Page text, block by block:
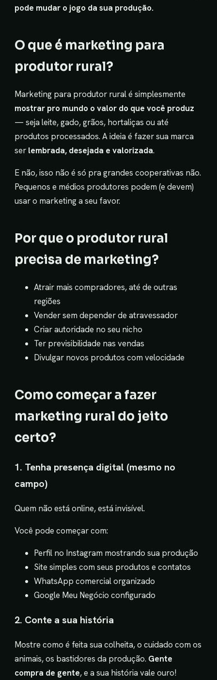
pode mudar o jogo da sua produção.
O que é marketing para
produtor rural?
Marketing para produtor rural é simplesmente
mostrar pro mundo o valor do que você produz
— seja leite, gado, grãos, hortaliças ou até
produtos processados. A ideia é fazer sua marca
ser lembrada, desejada e valorizada.
E não, isso não é só pra grandes cooperativas não.
Pequenos e médios produtores podem (e devem)
usar o marketing a seu favor.
Por que o produtor rural
precisa de marketing?
Atrair mais compradores, até de outras
regiões
Vender sem depender de atravessador
Criar autoridade no seu nicho
Ter previsibilidade nas vendas
Divulgar novos produtos com velocidade
Como começar a fazer
marketing rural do jeito
certo?
1. Tenha presença digital (mesmo no
campo)
Quem não está online, está invisível.
Você pode começar com:
Perfil no Instagram mostrando sua produção
Site simples com seus produtos e contatos
WhatsApp comercial organizado
Google Meu Negócio configurado
2. Conte a sua história
Mostre como é feita sua colheita, o cuidado com os
animais, os bastidores da produção. Gente
compra de gente, e a sua história vale ouro!